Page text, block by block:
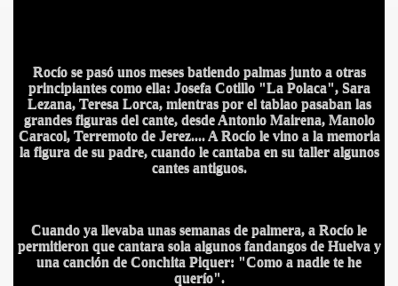
Rocío se pasó unos meses batiendo palmas junto a otras
principiantes como ella: Josefa Cotillo "La Polaca", Sara
Lezana, Teresa Lorca, mientras por el tablao pasaban las
grandes figuras del cante, desde Antonio Mairena, Manolo
Caracol, Terremoto de Jerez.... A Rocío le vino a la memoria
la figura de su padre, cuando le cantaba en su taller algunos
cantes antiguos.
Cuando ya llevaba unas semanas de palmera, a Rocío le
permitieron que cantara sola algunos fandangos de Huelva y
una canción de Conchita Piquer: "Como a nadie te he
querío".